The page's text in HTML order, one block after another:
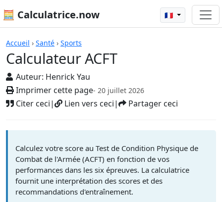
🧮 Calculatrice.now 🇫🇷
Accueil › Santé › Sports
Calculateur ACFT
Auteur: Henrick Yau
Imprimer cette page- 20 juillet 2026
Citer ceci| Lien vers ceci| Partager ceci
Calculatrices
Calculez votre score au Test de Condition Physique de
Combat de l'Armée (ACFT) en fonction de vos
performances dans les six épreuves. La calculatrice
fournit une interprétation des scores et des
recommandations d'entraînement.